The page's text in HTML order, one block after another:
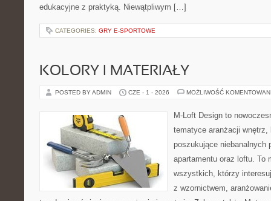
edukacyjne z praktyką. Niewątpliwym […]
CATEGORIES: GRY E-SPORTOWE
KOLORY I MATERIAŁY
POSTED BY ADMIN CZE - 1 - 2026 MOŻLIWOŚĆ
M-Loft Design to
tematyce aranżacji
poszukujące niebanalnych
apartamentu oraz loftu. To
wszystkich, którzy
z wzornictwem,